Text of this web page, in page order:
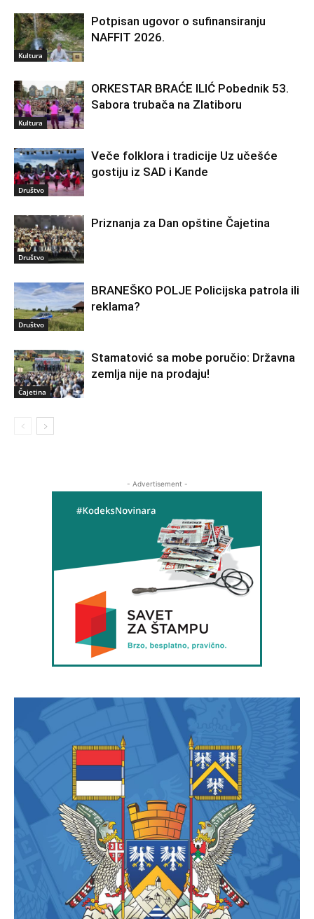
Kultura
Potpisan ugovor o sufinansiranju
NAFFIT 2026.
Kultura
ORKESTAR BRAĆE ILIĆ Pobednik 53.
Sabora trubača na Zlatiboru
Društvo
Veče folklora i tradicije Uz učešće
gostiju iz SAD i Kande
Društvo
Priznanja za Dan opštine Čajetina
Društvo
BRANEŠKO POLJE Policijska patrola ili
reklama?
Čajetina
Stamatović sa mobe poručio: Državna
zemlja nije na prodaju!
- Advertisement -